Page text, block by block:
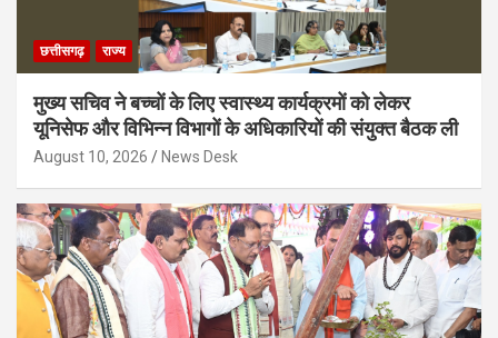
छत्तीसगढ़ राज्य
मुख्य सचिव ने बच्चों के लिए स्वास्थ्य कार्यक्रमों को लेकर
यूनिसेफ और विभिन्न विभागों के अधिकारियों की संयुक्त बैठक ली
August 10, 2026 News Desk